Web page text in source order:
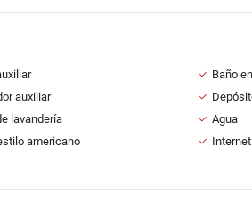
Baño
auxiliar
lavandería Agua
americano Internet